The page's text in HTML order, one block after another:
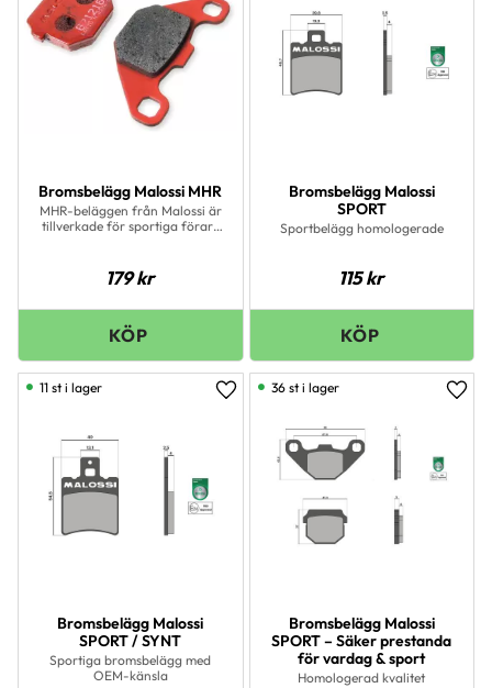
Bromsbelägg Malossi MHR
MHR-beläggen från Malossi är
tillverkade för sportiga förare
banan. Att tänka på är att
dessa MHR-beläggen tar lite
men ger mycket bättre bett när
179kr
Bromsbelägg Malossi
SPORT
Sportbelägg homologerade
115kr
Bromsbelägg Malossi
SPORT / SYNT
Sportiga bromsbelägg med
OEM-känsla
Lägg till i favoriter
11 st i lager
Bromsbelägg Malossi
SPORT – Säker prestanda
för vardag & sport
Homologerad kvalitet
36 st i lager